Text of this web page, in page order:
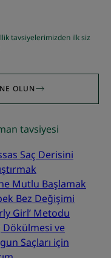
tavsiyelerimizden ilk siz
OLUN
tavsiyesi
Saç Derisini
Mutlu Başlamak
Bez Değişimi
Girl’ Metodu
Dökülmesi ve
Saçları için